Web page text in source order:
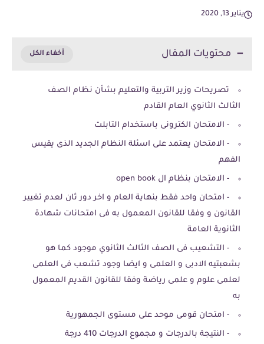
يناير 13, 2020
محتويات المقال
تصريحات وزير التربية والتعليم بشأن نظام الصف
الثالث الثانوي العام القادم
- الامتحان الكترونى باستخدام التابلت
- الامتحان يعتمد على اسئلة النظام الجديد الذى يقيس
الفهم
- الامتحان بنظام ال open book
- امتحان واحد فقط بنهاية العام و اخر دور ثان لعدم تغيير
القانون و وفقا للقانون المعمول به فى امتحانات شهادة
الثانوية العامة
- التشعيب فى الصف الثالث الثانوي موجود كما هو
بشعبتيه الادبى و العلمى و ايضا وجود تشعب فى العلمى
لعلمى علوم و علمى رياضة وفقا للقانون القديم المعمول
به
- امتحان قومى موحد على مستوى الجمهورية
- النتيجة بالدرجات و مجموع الدرجات 410 درجة